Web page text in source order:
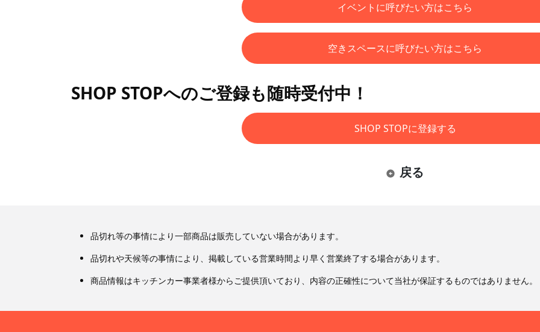
イベントに呼びたい方はこちら
空きスペースに呼びたい方はこちら
SHOP STOPへのご登録も随時受付中！
SHOP STOPに登録する
戻る
品切れ等の事情により一部商品は販売していない場合があります。
品切れや天候等の事情により、掲載している営業時間より早く営業終了する場合があります。
商品情報はキッチンカー事業者様からご提供頂いており、内容の正確性について当社が保証するものではありません。